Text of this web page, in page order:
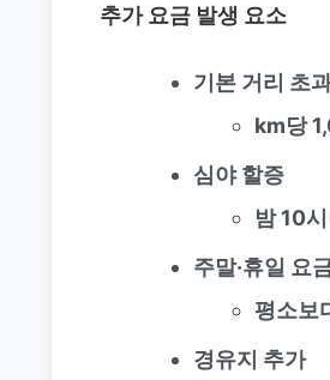
추가 요금 발생 요소
기본 거리 초
km당
심야 할증
밤 10
주말·휴일 요
평소보
경유지 추가